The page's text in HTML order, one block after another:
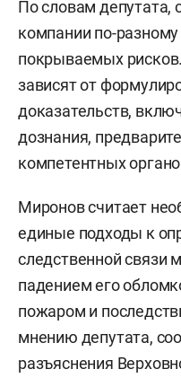
По словам депутата,
компании по-
покрываемых
зависят от
доказательств,
дознания,
компетентных
Миронов считает
единые подходы к
следственной связи
падением его
пожаром и
мнению депутата,
разъяснения